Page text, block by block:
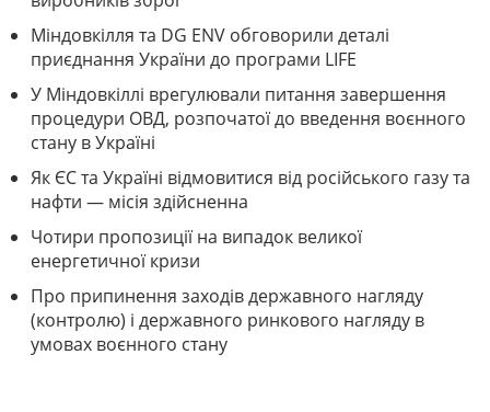
Міндовкілля та DG ENV обговорили деталі
приєднання України до програми LIFE
У Міндовкіллі врегулювали питання завершення
процедури ОВД, розпочатої до введення воєнного
стану в Україні
Як ЄС та Україні відмовитися від російського газу та
нафти — місія здійсненна
Чотири пропозиції на випадок великої
енергетичної кризи
Про припинення заходів державного нагляду
(контролю) і державного ринкового нагляду в
умовах воєнного стану